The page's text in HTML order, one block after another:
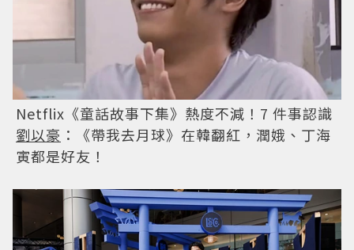
Netflix《童話故事下集》熱度不減！7 件事認識
劉以豪 ：《帶我去月球》在韓翻紅，潤娥、丁海
寅都是好友！